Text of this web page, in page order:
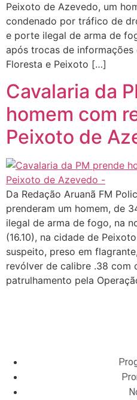
Peixoto de Azevedo, um
condenado por tráfico de
e porte ilegal de arma de
após trocas de informações
Floresta e Peixoto […]
Cavalaria da
homem com
Peixoto de
Da Redação Aruanã FM
prenderam um homem, de
ilegal de arma de fogo, na
(16.10), na cidade de
suspeito, preso em
revólver de calibre .38 com
patrulhamento pela